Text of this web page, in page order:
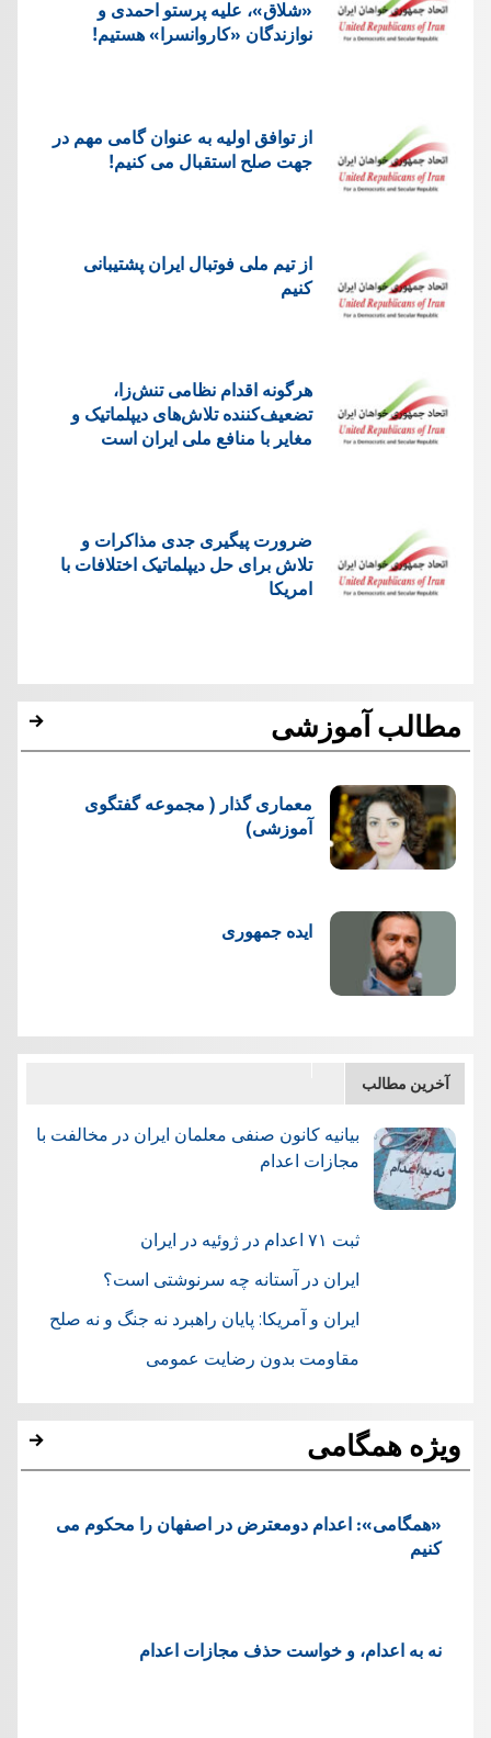
«شلاق»، علیه پرستو احمدی و
نوازندگان «کاروانسرا» هستیم!
از توافق اولیه به عنوان گامی مهم در
جهت صلح استقبال می کنیم!
از تیم ملی فوتبال ایران پشتیبانی
کنیم
هرگونه اقدام نظامی تنش‌زا،
تضعیف‌کننده تلاش‌های دیپلماتیک و
مغایر با منافع ملی ایران است
ضرورت پیگیری جدی مذاکرات و
تلاش برای حل دیپلماتیک اختلافات با
امریکا
مطالب آموزشی
معماری گذار ( مجموعه گفتگوی
آموزشی)
ایده جمهوری
آخرین مطالب
بیانیه کانون صنفی معلمان ایران در مخالفت با
مجازات اعدام
ثبت ۷۱ اعدام در ژوئيه در ایران
ایران در آستانه چه سرنوشتی است؟
ایران و آمریکا: پایان راهبرد نه جنگ و نه صلح
مقاومت بدون رضایت عمومی
ویژه همگامی
«همگامی»: اعدام دومعترض در اصفهان را محکوم می
کنیم
نه به اعدام، و خواست حذف مجازات اعدام